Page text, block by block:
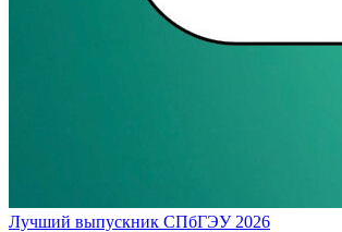
Лучший выпускник СПбГЭУ 2026